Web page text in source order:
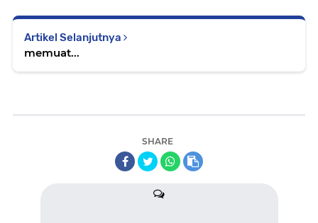
Artikel Selanjutnya
memuat...
SHARE